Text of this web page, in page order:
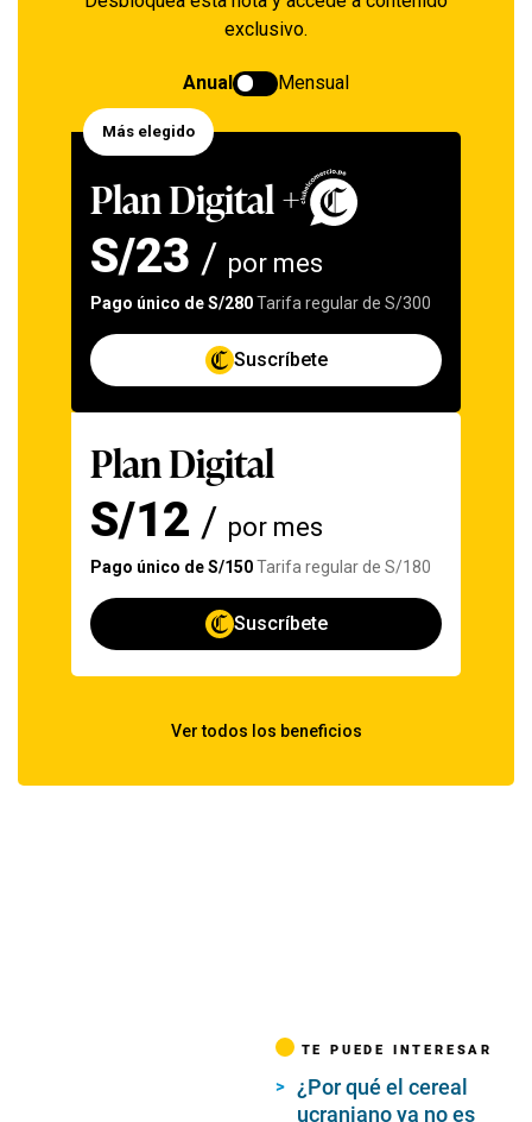
TE PUEDE INTERESAR
¿Por qué el cereal
ucraniano ya no es